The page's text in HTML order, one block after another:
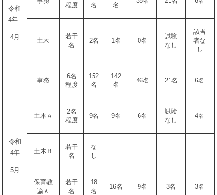
令和
4年
4月
程度
名
名
土木
若干
名
2名 1名 0名
試験
なし
該当
者な
し
令和
4年
5月
事務
6名
程度
152
名
142
名
46名 21名 6名
土木Ａ
2名
程度
9名 9名 6名
試験
なし
4名
土木Ｂ
若干
名
な
し
保育教
諭Ａ
若干
名
18
名
16名 9名 3名 3名